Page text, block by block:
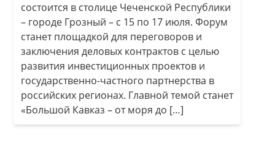
состоится в столице Чеченской Республики
– городе Грозный – с 15 по 17 июля. Форум
станет площадкой для переговоров и
заключения деловых контрактов с целью
развития инвестиционных проектов и
государственно-частного партнерства в
российских регионах. Главной темой станет
«Большой Кавказ – от моря до […]